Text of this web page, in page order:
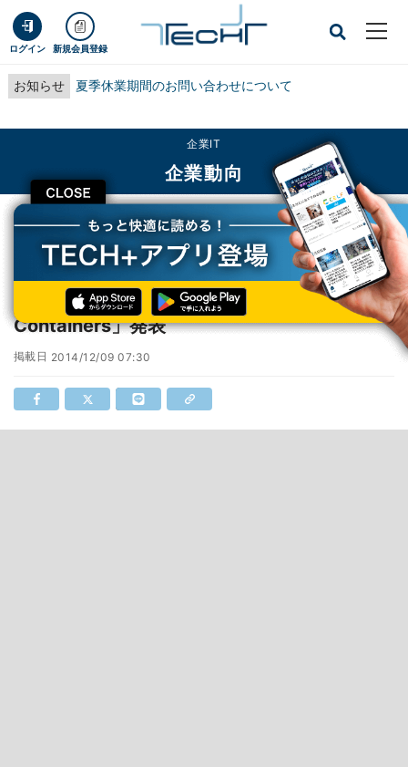
ログイン 新規会員登録
お知らせ 夏季休業期間のお問い合わせについて
CLOSE
企業IT
企業動向
TECH+ 企業IT
企業動向
IBMとDockerが提携、Docker対応の「IBM Containers」発表
IBMとDockerが提携、Docker対応の「IBM
Containers」発表
掲載日 2014/12/09 07:30